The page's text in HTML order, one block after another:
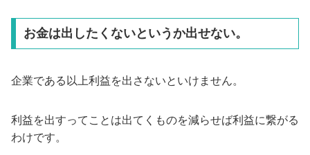
お金は出したくないというか出せない。
企業である以上利益を出さないといけません。
利益を出すってことは出てくものを減らせば利益に繋がる
わけです。